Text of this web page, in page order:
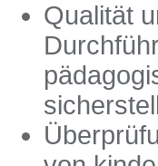
Qualität